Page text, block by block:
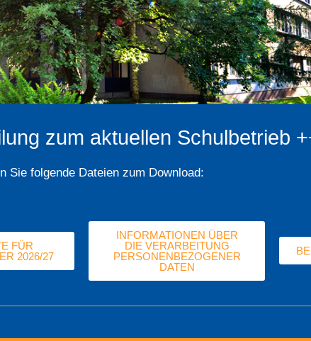
zum aktuellen Schulbetrieb
Sie folgende Dateien zum Download:
FÜR
2026/27
INFORMATIONEN ÜBER
DIE VERARBEITUNG
PERSONENBEZOGENER
DATEN